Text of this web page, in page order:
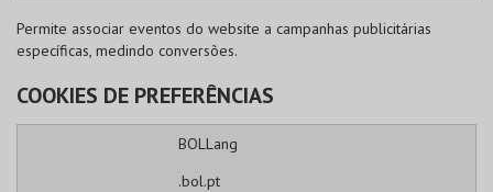
Permite associar eventos do website a campanhas publicitárias
específicas, medindo conversões.
COOKIES DE PREFERÊNCIAS
BOLLang
.bol.pt